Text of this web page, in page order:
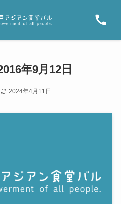
年9月12日
2024年4月11日